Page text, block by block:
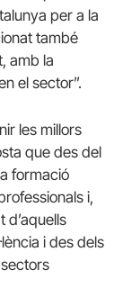
per a la
també
amb la
el sector”.
les millors
que des del
formació
i,
d’aquells
i des dels